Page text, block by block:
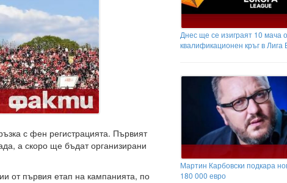
с фен регистрацията. Първият
а скоро ще бъдат организирани
от първия етап на кампанията, по
Днес ще се изиграят 10 мача
квалификационен кръг в Лига
Мартин Карбовски подкара
180 000 евро